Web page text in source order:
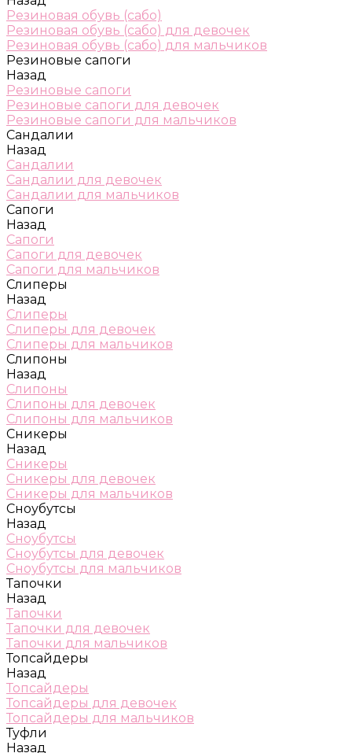
Резиновая обувь (сабо)
Резиновая обувь (сабо) для девочек
Резиновая обувь (сабо) для мальчиков
Резиновые сапоги
Назад
Резиновые сапоги
Резиновые сапоги для девочек
Резиновые сапоги для мальчиков
Сандалии
Назад
Сандалии
Сандалии для девочек
Сандалии для мальчиков
Сапоги
Назад
Сапоги
Сапоги для девочек
Сапоги для мальчиков
Слиперы
Назад
Слиперы
Слиперы для девочек
Слиперы для мальчиков
Слипоны
Назад
Слипоны
Слипоны для девочек
Слипоны для мальчиков
Сникеры
Назад
Сникеры
Сникеры для девочек
Сникеры для мальчиков
Сноубутсы
Назад
Сноубутсы
Сноубутсы для девочек
Сноубутсы для мальчиков
Тапочки
Назад
Тапочки
Тапочки для девочек
Тапочки для мальчиков
Топсайдеры
Назад
Топсайдеры
Топсайдеры для девочек
Топсайдеры для мальчиков
Туфли
Назад